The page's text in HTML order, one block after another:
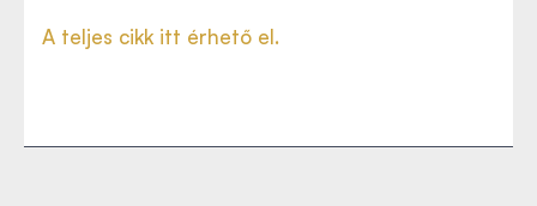
A teljes cikk itt érhető el.